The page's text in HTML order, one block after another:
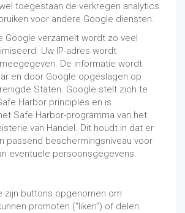
toegestaan de verkregen analytics
voor andere Google diensten.
Google verzamelt wordt zo veel
Uw IP-adres wordt
De informatie wordt
en door Google opgeslagen op
Staten. Google stelt zich te
Harbor principles en is
Safe Harbor-programma van het
van Handel. Dit houdt in dat er
passend beschermingsniveau voor
eventuele persoonsgegevens.
zijn buttons opgenomen om
promoten (“liken”) of delen